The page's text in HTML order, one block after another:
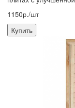
1150р./шт
Купить